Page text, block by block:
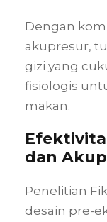
Dengan
akupresur,
gizi yang
fisiologis
makan.
dan
Penelitian
desain pre-